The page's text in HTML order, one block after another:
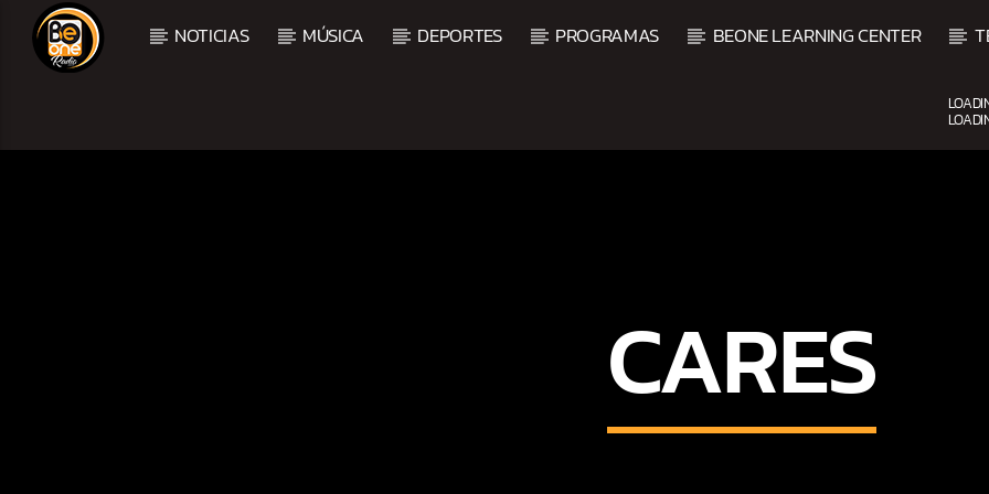
NOTICIAS MÚSICA DEPORTES PROGRAMAS BEONE LEARNING CENTER
2:00 PM 5:00 PM
CARES